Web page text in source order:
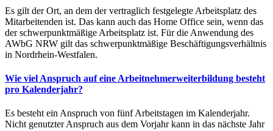
Es gilt der Ort, an dem der vertraglich festgelegte Arbeitsplatz des
Mitarbeitenden ist. Das kann auch das Home Office sein, wenn das
der schwerpunktmäßige Arbeitsplatz ist. Für die Anwendung des
AWbG NRW gilt das schwerpunktmäßige Beschäftigungsverhältnis
in Nordrhein-Westfalen.
Wie viel Anspruch auf eine Arbeitnehmerweiterbildung besteht
pro Kalenderjahr?
Es besteht ein Anspruch von fünf Arbeitstagen im Kalenderjahr.
Nicht genutzter Anspruch aus dem Vorjahr kann in das nächste Jahr